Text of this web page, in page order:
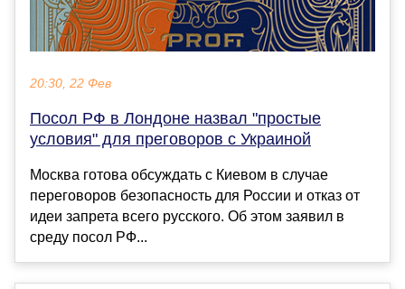
20:30, 22 Фев
Посол РФ в Лондоне назвал "простые
условия" для преговоров с Украиной
Москва готова обсуждать с Киевом в случае
переговоров безопасность для России и отказ от
идеи запрета всего русского. Об этом заявил в
среду посол РФ...